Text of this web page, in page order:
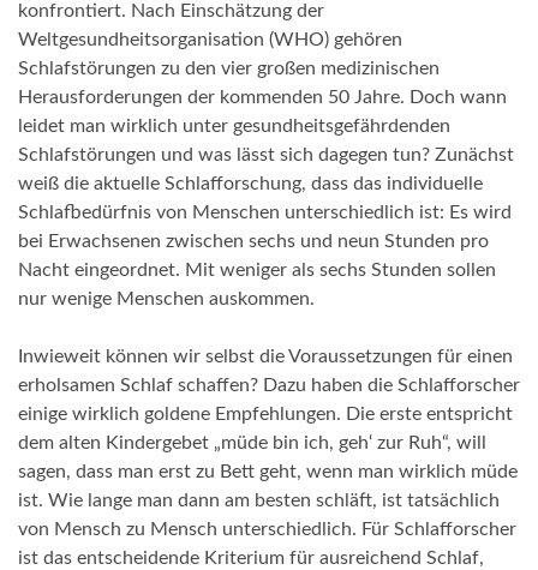
konfrontiert. Nach Einschätzung der
Weltgesundheitsorganisation (WHO) gehören
Schlafstörungen zu den vier großen medizinischen
Herausforderungen der kommenden 50 Jahre. Doch wann
leidet man wirklich unter gesundheitsgefährdenden
Schlafstörungen und was lässt sich dagegen tun? Zunächst
weiß die aktuelle Schlafforschung, dass das individuelle
Schlafbedürfnis von Menschen unterschiedlich ist: Es wird
bei Erwachsenen zwischen sechs und neun Stunden pro
Nacht eingeordnet. Mit weniger als sechs Stunden sollen
nur wenige Menschen auskommen.
Inwieweit können wir selbst die Voraussetzungen für einen
erholsamen Schlaf schaffen? Dazu haben die Schlafforscher
einige wirklich goldene Empfehlungen. Die erste entspricht
dem alten Kindergebet „müde bin ich, geh‘ zur Ruh“, will
sagen, dass man erst zu Bett geht, wenn man wirklich müde
ist. Wie lange man dann am besten schläft, ist tatsächlich
von Mensch zu Mensch unterschiedlich. Für Schlafforscher
ist das entscheidende Kriterium für ausreichend Schlaf,